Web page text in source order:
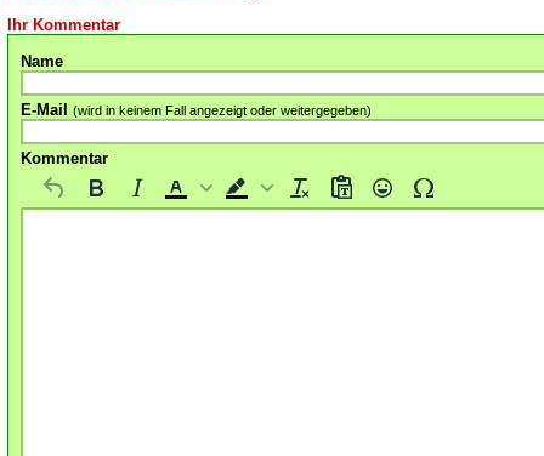
Ihr Kommentar
Name
E-Mail (wird in keinem Fall angezeigt oder weitergegeben)
Kommentar